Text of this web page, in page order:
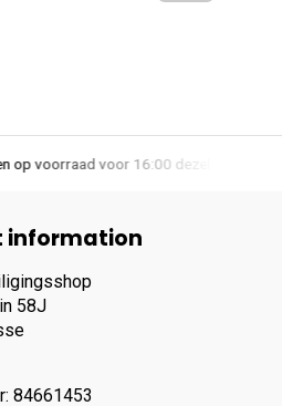
dezelfde dag verzonden via
information
58J
84661453